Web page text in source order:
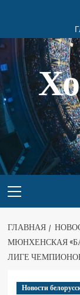
ГЛАВНАЯ
МЮНХЕНСКАЯ
ЛИГЕ
Новости